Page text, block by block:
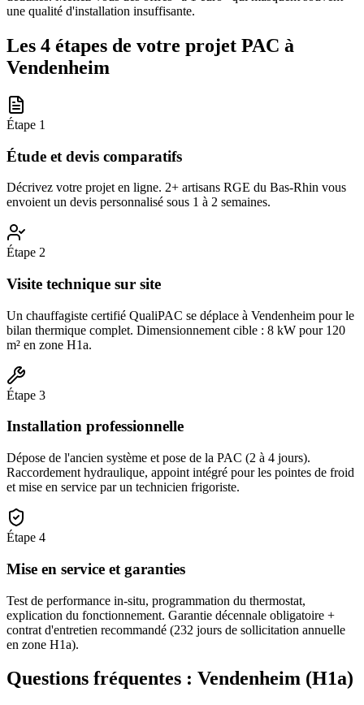
une qualité d'installation insuffisante.
Les 4 étapes de votre projet PAC à
Vendenheim
Étape 1
Étude et devis comparatifs
Décrivez votre projet en ligne. 2+ artisans RGE du Bas-Rhin vous
envoient un devis personnalisé sous 1 à 2 semaines.
Étape 2
Visite technique sur site
Un chauffagiste certifié QualiPAC se déplace à Vendenheim pour le
bilan thermique complet. Dimensionnement cible : 8 kW pour 120
m² en zone H1a.
Étape 3
Installation professionnelle
Dépose de l'ancien système et pose de la PAC (2 à 4 jours).
Raccordement hydraulique, appoint intégré pour les pointes de froid
et mise en service par un technicien frigoriste.
Étape 4
Mise en service et garanties
Test de performance in-situ, programmation du thermostat,
explication du fonctionnement. Garantie décennale obligatoire +
contrat d'entretien recommandé (232 jours de sollicitation annuelle
en zone H1a).
Questions fréquentes : Vendenheim (H1a)